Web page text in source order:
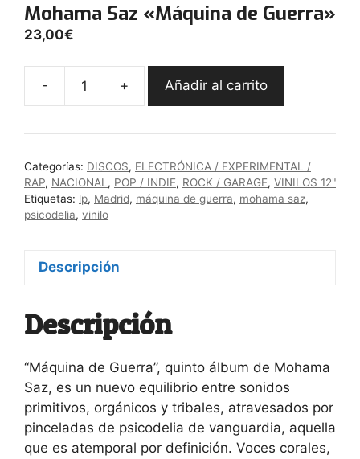
Mohama Saz «Máquina de Guerra»
23,00€
-
Mohama
"Máquina
Guerra"
cantidad
+ Añadir al carrito
Categorías: DISCOS, ELECTRÓNICA / EXPERIMENTAL /
RAP, NACIONAL , POP / INDIE, ROCK / GARAGE, VINILOS 12"
Etiquetas: lp, Madrid, máquina de guerra, mohama saz,
psicodelia, vinilo
Descripción
Descripción
“Máquina de Guerra”, quinto álbum de Mohama
Saz, es un nuevo equilibrio entre sonidos
primitivos, orgánicos y tribales, atravesados por
pinceladas de psicodelia de vanguardia, aquella
que es atemporal por definición. Voces corales,